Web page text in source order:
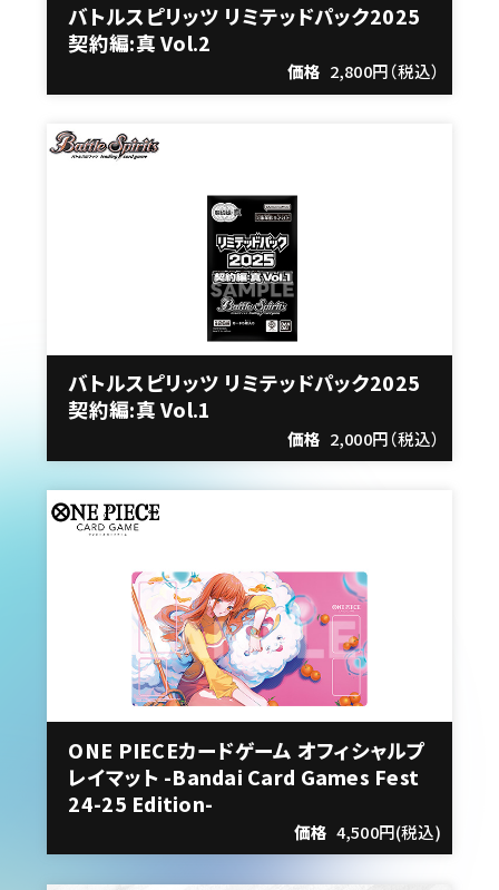
バトルスピリッツ リミテッドパック2025
契約編:真 Vol.2
価格 2,800円（税込）
バトルスピリッツ リミテッドパック2025
契約編:真 Vol.1
価格 2,000円（税込）
ONE PIECEカードゲーム オフィシャルプ
レイマット -Bandai Card Games Fest
24-25 Edition-
価格 4,500円(税込)